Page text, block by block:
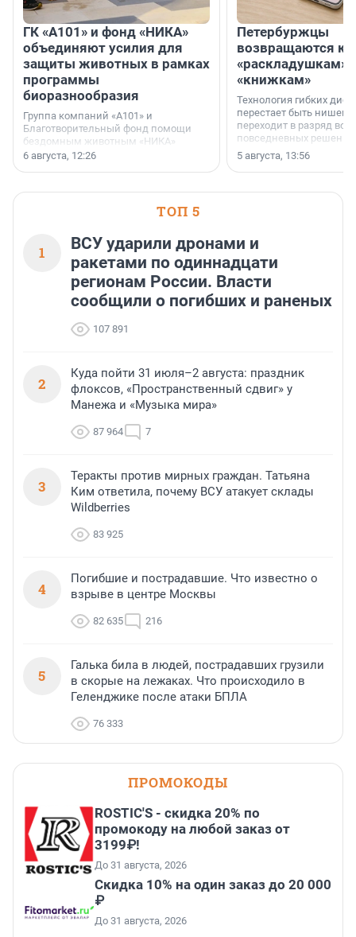
ГК «А101» и фонд «НИКА»
объединяют усилия для
защиты животных в рамках
программы
биоразнообразия
Группа компаний «А101» и
Благотворительный фонд помощи
бездомным животным «НИКА»
заключили соглашение о
6 августа, 12:26
Петербуржцы
возвращаются к
«раскладушкам»
«книжкам»
Технология гибких
перестает быть
переходит в разряд
повседневных
5 августа, 13:56
ТОП 5
1
ВСУ ударили дронами и
ракетами по одиннадцати
регионам России. Власти
сообщили о погибших и раненых
107 891
2
Куда пойти 31 июля–2 августа: праздник
флоксов, «Пространственный сдвиг» у
Манежа и «Музыка мира»
87 964 7
3
Теракты против мирных граждан. Татьяна
Ким ответила, почему ВСУ атакует склады
Wildberries
83 925
4
Погибшие и пострадавшие. Что известно о
взрыве в центре Москвы
82 635 216
5
Галька била в людей, пострадавших грузили
в скорые на лежаках. Что происходило в
Геленджике после атаки БПЛА
76 333
ПРОМОКОДЫ
ROSTIC'S - скидка 20% по
промокоду на любой заказ от
3199₽!
До 31 августа, 2026
Скидка 10% на один заказ до 20 000
₽
До 31 августа, 2026